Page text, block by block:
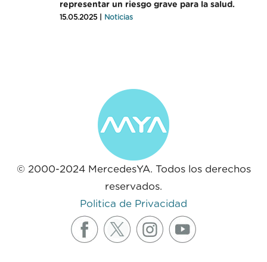
representar un riesgo grave para la salud.
15.05.2025 | Noticias
© 2000-2024 MercedesYA. Todos los derechos
reservados.
Politica de Privacidad